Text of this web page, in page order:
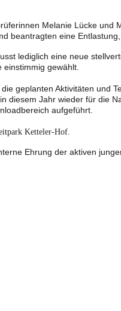
Melanie Lücke und
beantragten eine
lediglich eine neue
einstimmig gewählt.
geplanten Aktivitäten und
diesem Jahr wieder für die
aufgeführt.
Ketteler-Hof.
Ehrung der aktiven